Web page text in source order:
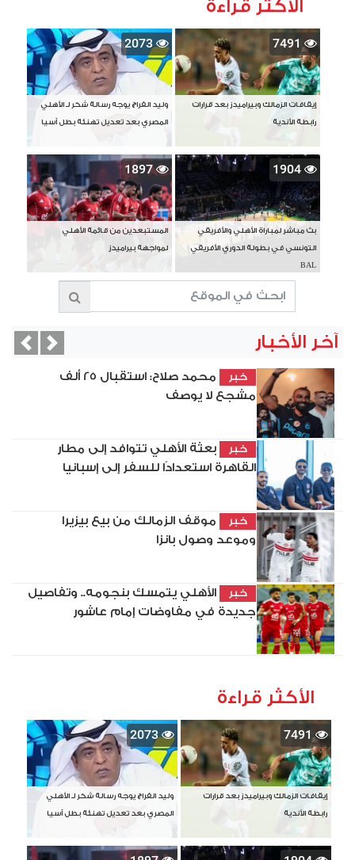
الأكثر قراءة
7491
إيقافات الزمالك وبيراميدز بعد قرارات
رابطة الأندية
2073
وليد الفراج يوجه رسالة شكر لـ الأهلي
المصري بعد تعديل تهنئة بطل آسيا
1904
بث مباشر لمباراة الأهلي والأفريقي
التونسي في بطولة الدوري الأفريقي
BAL
1897
المستبعدين من قائمة الأهلي
لمواجهة بيراميدز
آخر الأخبار
خبر
محمد صلاح: استقبال 25 ألف
مشجع لا يوصف
خبر
بعثة الأهلي تتوافد إلى مطار
القاهرة استعدادًا للسفر إلى إسبانيا
خبر
موقف الزمالك من بيع بيزيرا
وموعد وصول بانزا
خبر
الأهلي يتمسك بنجومه.. وتفاصيل
جديدة في مفاوضات إمام عاشور
Next
الأكثر قراءة
7491
إيقافات الزمالك وبيراميدز بعد قرارات
رابطة الأندية
2073
وليد الفراج يوجه رسالة شكر لـ الأهلي
المصري بعد تعديل تهنئة بطل آسيا